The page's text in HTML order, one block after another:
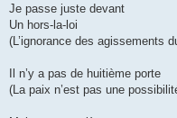
Je passe juste devant
Un hors-la-loi
(L’ignorance des agissements
Il n’y a pas de huitième porte
(La paix n’est pas une